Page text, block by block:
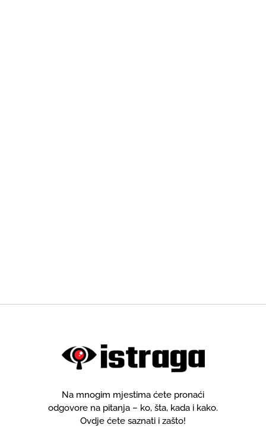
Na mnogim mjestima ćete pronaći
odgovore na pitanja – ko, šta, kada i kako.
Ovdje ćete saznati i zašto!